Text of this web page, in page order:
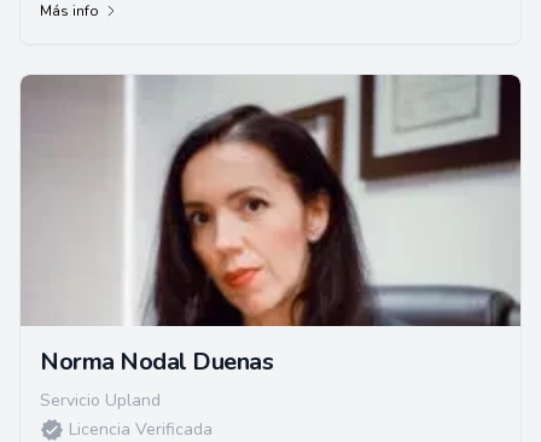
Más info
Norma Nodal Duenas
Servicio Upland
Licencia Verificada